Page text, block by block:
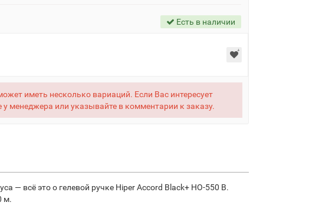
Есть в наличии
иметь несколько вариаций. Если Вас интересует
у менеджера или указывайте в комментарии к заказу.
— всё это о гелевой ручке Hiper Accord Black+ HO-550 B.
м.